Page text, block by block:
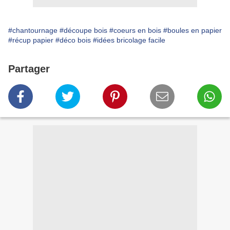
#chantournage #découpe bois #coeurs en bois #boules en papier
#récup papier #déco bois #idées bricolage facile
Partager